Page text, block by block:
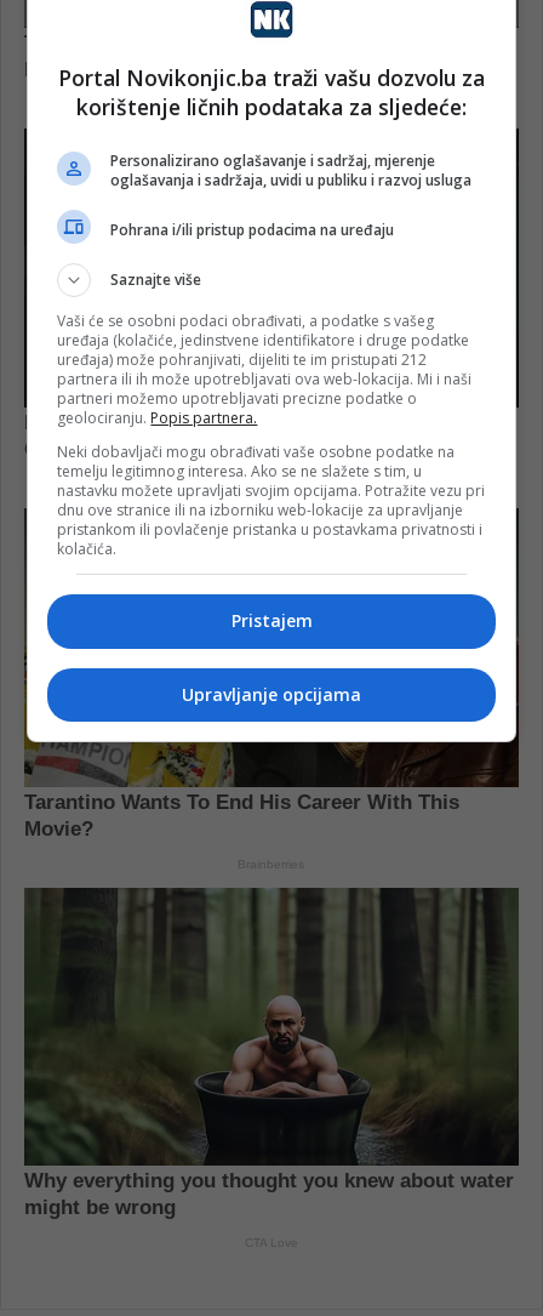
Portal Novikonjic.ba traži vašu dozvolu za
korištenje ličnih podataka za sljedeće:
Personalizirano oglašavanje i sadržaj, mjerenje
oglašavanja i sadržaja, uvidi u publiku i razvoj usluga
Pohrana i/ili pristup podacima na uređaju
Saznajte više
Vaši će se osobni podaci obrađivati, a podatke s vašeg
uređaja (kolačiće, jedinstvene identifikatore i druge podatke
uređaja) može pohranjivati, dijeliti te im pristupati 212
partnera ili ih može upotrebljavati ova web-lokacija. Mi i naši
partneri možemo upotrebljavati precizne podatke o
geolociranju. Popis partnera.
Neki dobavljači mogu obrađivati vaše osobne podatke na
temelju legitimnog interesa. Ako se ne slažete s tim, u
nastavku možete upravljati svojim opcijama. Potražite vezu pri
dnu ove stranice ili na izborniku web-lokacije za upravljanje
pristankom ili povlačenje pristanka u postavkama privatnosti i
kolačića.
Pristajem
Upravljanje opcijama